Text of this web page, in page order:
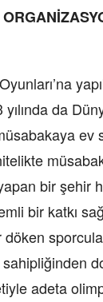
da
ev
bir şehir
bir katkı
adeta